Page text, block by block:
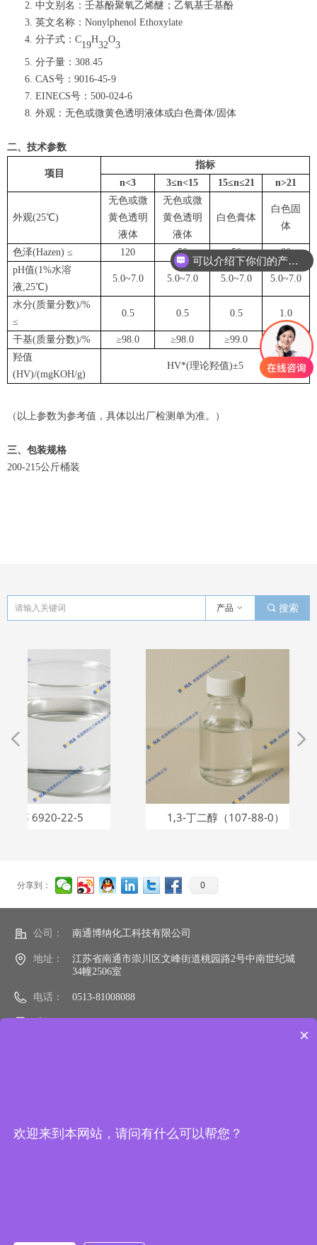
中文别名：壬基酚聚氧乙烯醚；乙氧基壬基酚
英文名称：Nonylphenol Ethoxylate
分子式：C
19
H
32
O
3
分子量：308.45
CAS号：9016-45-9
EINECS号：500-024-6
外观：无色或微黄色透明液体或白色膏体/固体
二、技术参数
项目
指标
n<3
3≤n<15 15≤n≤21 n>21
外观(25℃)
无色或微
黄色透明
液体
无色或微
黄色透明
液体
白色膏体
白色固
体
色泽(Hazen) ≤ 120 50 50
80
pH值(1%水溶
液,25℃)
5.0~7.0 5.0~7.0 5.0~7.0 5.0~7.0
水分(质量分数)/%
≤
0.5 0.5 0.5 1.0
干基(质量分数)/% ≥98.0 ≥98.0 ≥99.0
≥98.0
羟值
(HV)/(mgKOH/g)
HV*(理论羟值)±5
（以上参数为参考值，具体以出厂检测单为准。）
三、包装规格
200-215公斤桶装
分享到： 0
22-5 1,3-丁二醇（107-88-0）
넳 넲
끠 搜索
产品 ꀁ
公司： 南通博纳化工科技有限公司
地址：
江苏省南通市崇川区文峰街道桃园路2号中南世纪城
34幢2506室
电话： 0513-81008088
可以介绍下你们的产品么
×
欢迎来到本网站，请问有什么可以帮您？